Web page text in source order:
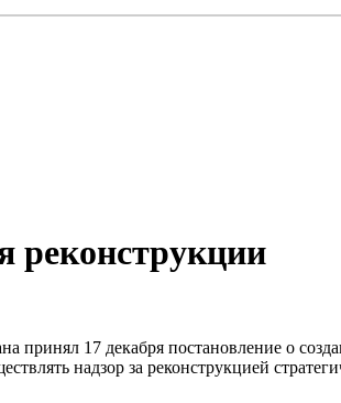
реконструкции
принял 17 декабря постановление о
надзор за реконструкцией